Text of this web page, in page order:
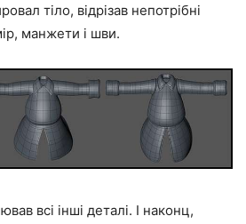
тіло, відрізав непотрібні
манжети і шви.
всі інші деталі. І наконц,